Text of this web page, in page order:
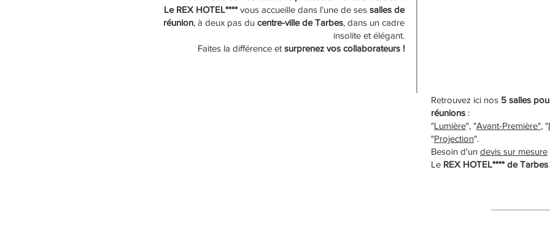
Le REX HOTEL****vous accueille dans l'une de ses salles de
réunion, à deux pas du centre-ville de Tarbes, dans un cadre
insolite et élégant.
Faites la différence et surprenez vos collaborateurs !
Retrouvez ici nos 5 salles
réunions :
"Lumière", "Avant-Première", "
"Projection".
Besoin d'un devis sur mesure
Le REX HOTEL**** de Tarbes